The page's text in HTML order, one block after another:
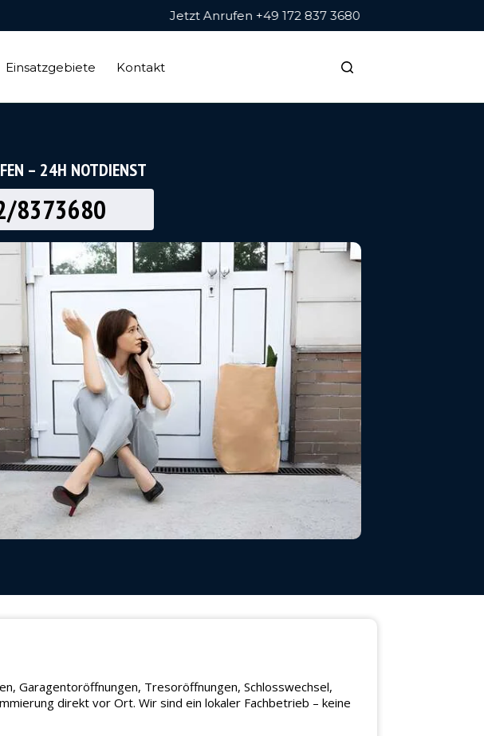
Jetzt Anrufen +49 172 837 3680
Einsatzgebiete Kontakt
– 24H NOTDIENST
8373680
Garagentoröffnungen, Tresoröffnungen, Schlosswechsel,
direkt vor Ort. Wir sind ein lokaler Fachbetrieb – keine